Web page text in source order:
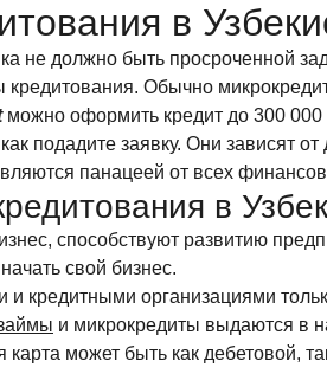
в
не должно быть просроченной
Обычно
можно оформить кредит до 300 000
подадите заявку. Они зависят
панацеей от всех
в
способствуют развитию
свой бизнес.
и кредитными организациями
и микрокредиты выдаются в
может быть как дебетовой,